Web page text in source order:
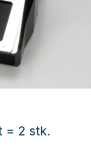
= 2 stk.